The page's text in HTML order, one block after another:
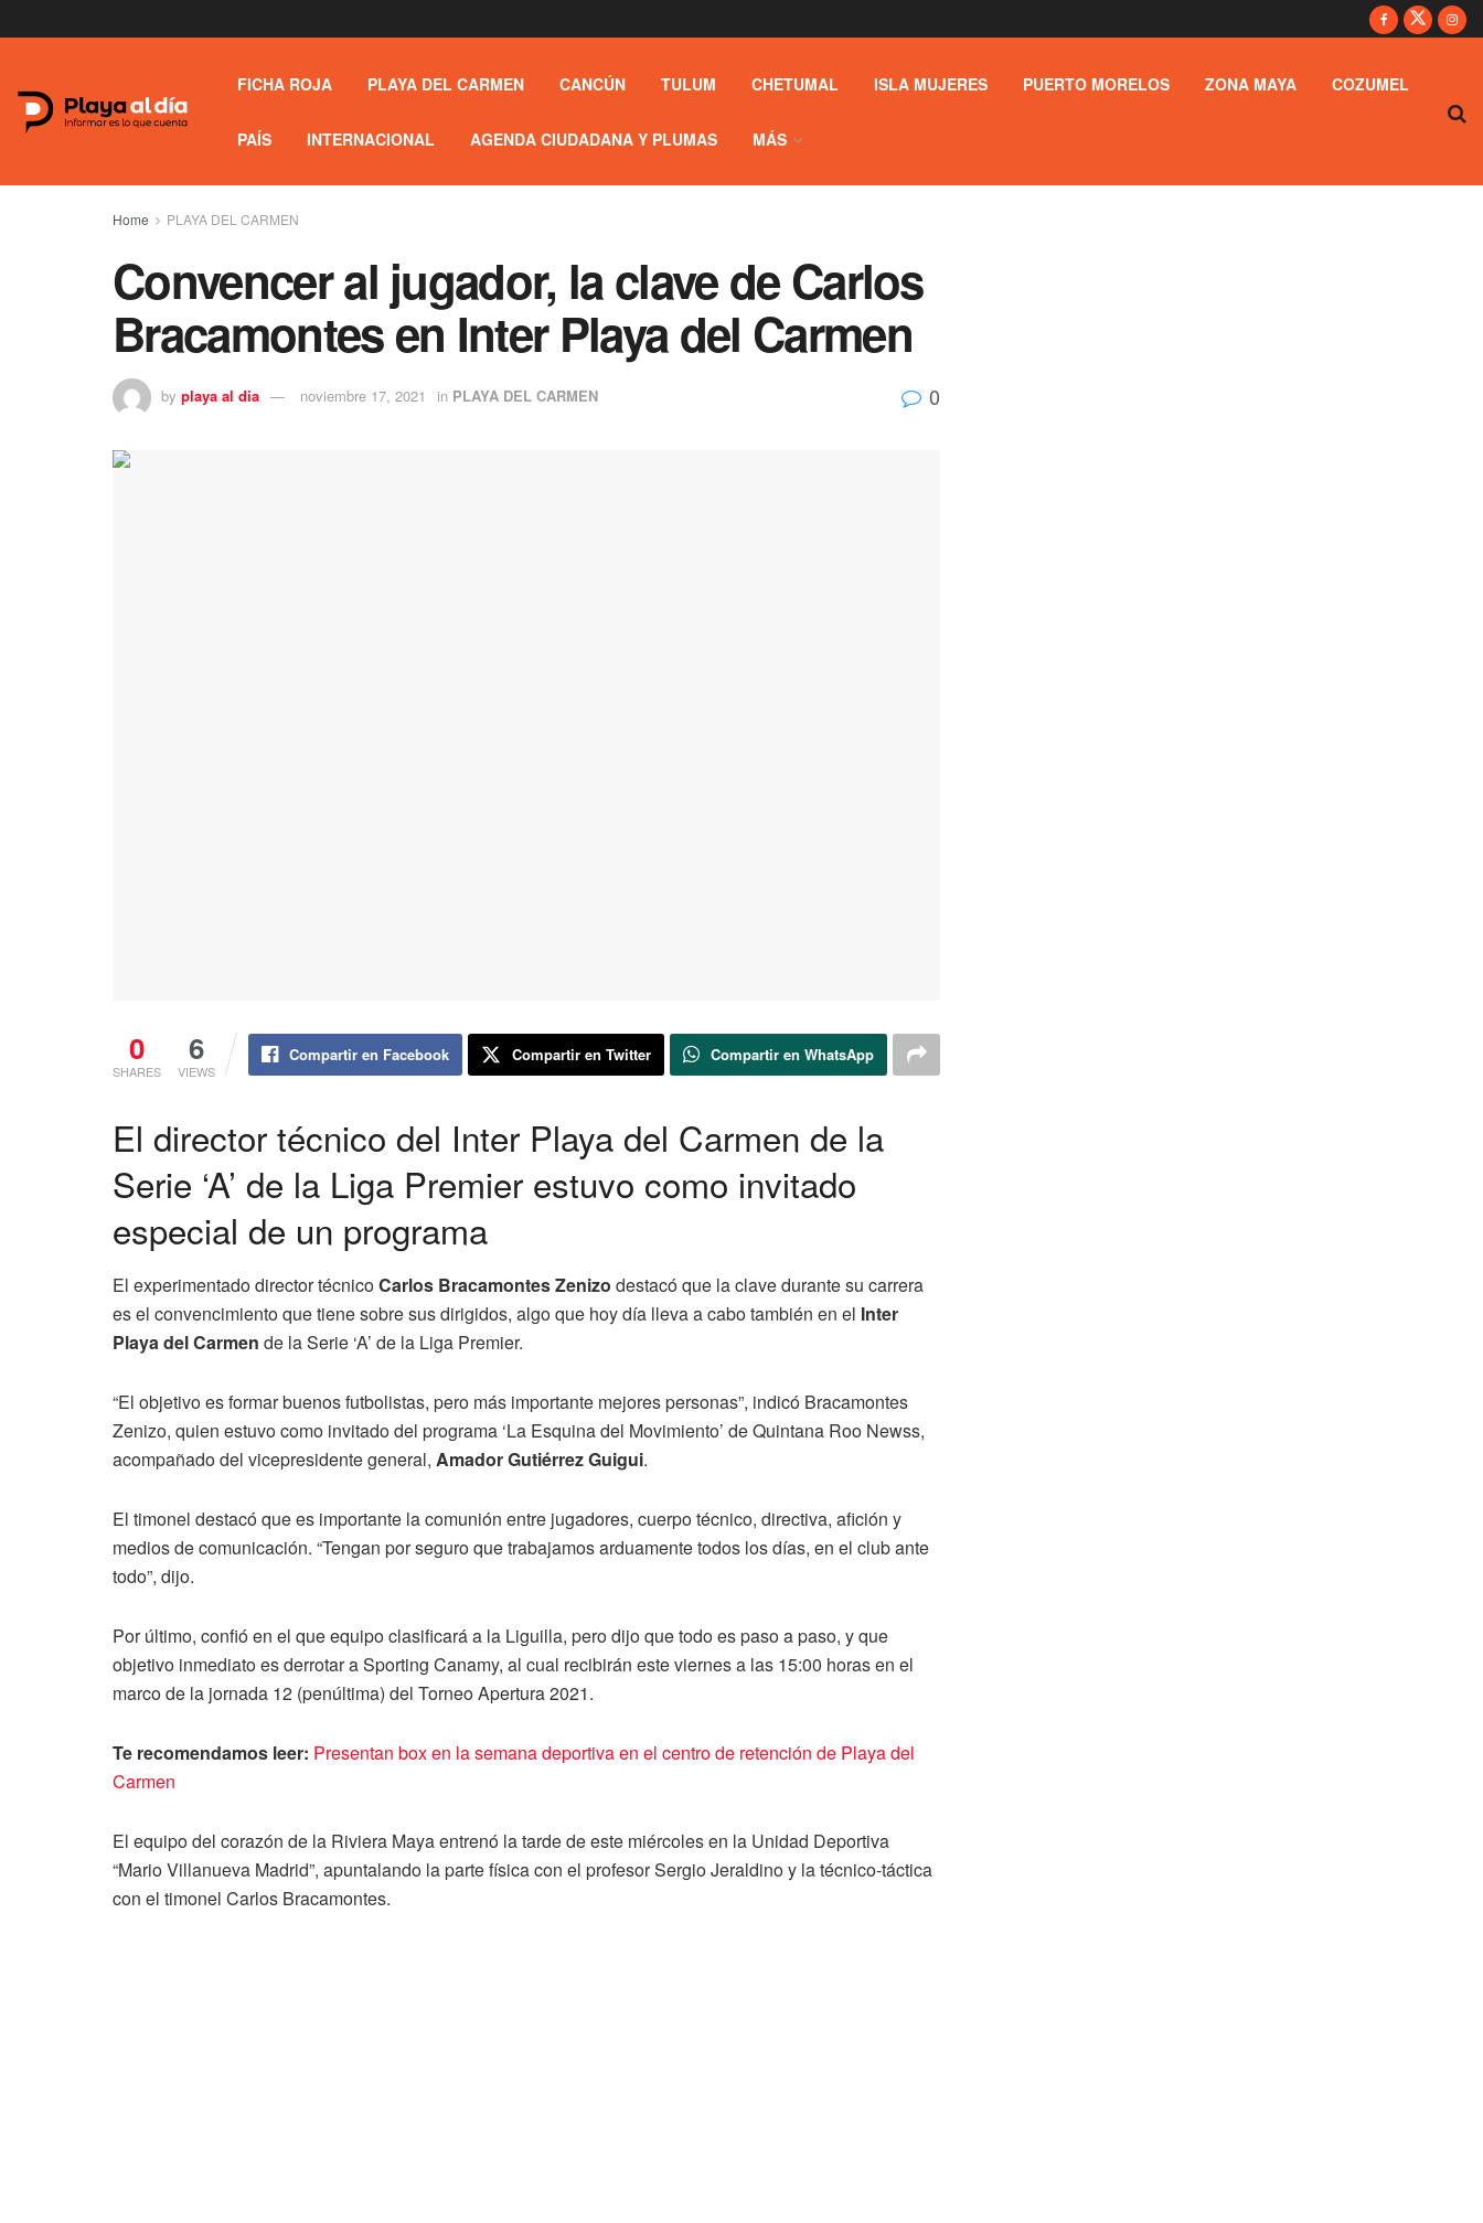
FICHA ROJA PLAYA DEL CARMEN CANCÚN TULUM CHETUMAL ISLA MUJERES PUERTO MORELOS ZONA MAYA COZUMEL
PAÍS INTERNACIONAL AGENDA CIUDADANA Y PLUMAS MÁS
Home PLAYA DEL CARMEN
Convencer al jugador, la clave de Carlos
Bracamontes en Inter Playa del Carmen
by playa al dia noviembre 17, 2021 in PLAYA DEL CARMEN 0
0
SHARES
6
VIEWS
Compartir en Facebook Compartir en Twitter Compartir en WhatsApp
El director técnico del Inter Playa del Carmen de la
Serie ‘A’ de la Liga Premier estuvo como invitado
especial de un programa
El experimentado director técnicoCarlos Bracamontes Zenizo destacó que la clave durante su carrera
es el convencimiento que tiene sobre sus dirigidos, algo que hoy día lleva a cabo también en el Inter
Playa del Carmen de la Serie ‘A’ de la Liga Premier.
“El objetivo es formar buenos futbolistas, pero más importante mejores personas”, indicó Bracamontes
Zenizo, quien estuvo como invitado del programa ‘La Esquina del Movimiento’ de Quintana Roo Newss,
acompañado del vicepresidente general, Amador Gutiérrez Guigui.
El timonel destacó que es importante la comunión entre jugadores, cuerpo técnico, directiva, afición y
medios de comunicación. “Tengan por seguro que trabajamos arduamente todos los días, en el club ante
todo”, dijo.
Por último, confió en el que equipo clasificará a la Liguilla, pero dijo que todo es paso a paso, y que
objetivo inmediato es derrotar a Sporting Canamy, al cual recibirán este viernes a las 15:00 horas en el
marco de la jornada 12 (penúltima) del Torneo Apertura 2021.
Te recomendamos leer: Presentan box en la semana deportiva en el centro de retención de Playa del
Carmen
El equipo del corazón de la Riviera Maya entrenó la tarde de este miércoles en la Unidad Deportiva
“Mario Villanueva Madrid”, apuntalando la parte física con el profesor Sergio Jeraldino y la técnico-táctica
con el timonel Carlos Bracamontes.